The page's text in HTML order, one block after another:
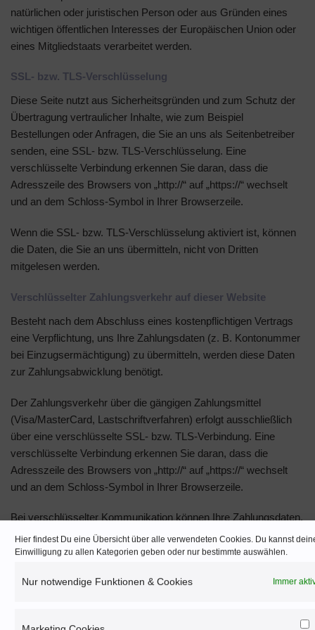
Hier findest Du eine Übersicht über alle verwendeten Cookies. Du kannst
Einwilligung zu allen Kategorien geben oder nur bestimmte auswählen.
Nur notwendige Funktionen & Cookies Immer
natürlichen oder juristischen Person oder aus Gründen eines
wichtigen öffentlichen Interesses der Europäischen Union oder
eines Mitgliedstaats verarbeitet werden.
SSL- bzw. TLS-Verschlüsselung
Diese Seite nutzt aus Sicherheitsgründen und zum Schutz der
Übertragung vertraulicher Inhalte, wie zum Beispiel
Bestellungen oder Anfragen, die Sie an uns als Seitenbetreiber
senden, eine SSL- bzw. TLS-Verschlüsselung. Eine
verschlüsselte Verbindung erkennen Sie daran, dass die
Adresszeile des Browsers von „http://“ auf „https://“ wechselt
und an dem Schloss-Symbol in Ihrer Browserzeile.
Wenn die SSL- bzw. TLS-Verschlüsselung aktiviert ist, können
die Daten, die Sie an uns übermitteln, nicht von Dritten
mitgelesen werden.
Verschlüsselter Zahlungsverkehr auf dieser Website
Besteht nach dem Abschluss eines kostenpflichtigen Vertrags
eine Verpflichtung, uns Ihre Zahlungsdaten (z. B. Kontonummer
bei Einzugsermächtigung) zu übermitteln, werden diese Daten
zur Zahlungsabwicklung benötigt.
Der Zahlungsverkehr über die gängigen Zahlungsmittel
(Visa/MasterCard, Lastschriftverfahren) erfolgt ausschließlich
über eine verschlüsselte SSL- bzw. TLS-Verbindung. Eine
verschlüsselte Verbindung erkennen Sie daran, dass die
Adresszeile des Browsers von „http://“ auf „https://“ wechselt
und an dem Schloss-Symbol in Ihrer Browserzeile.
Bei verschlüsselter Kommunikation können Ihre Zahlungsdaten,
die Sie an uns übermitteln, nicht von Dritten mitgelesen werden.
Der Nutzung von im Rahmen der Impressumspflicht
ausdrücklich angeforderter Werbung und